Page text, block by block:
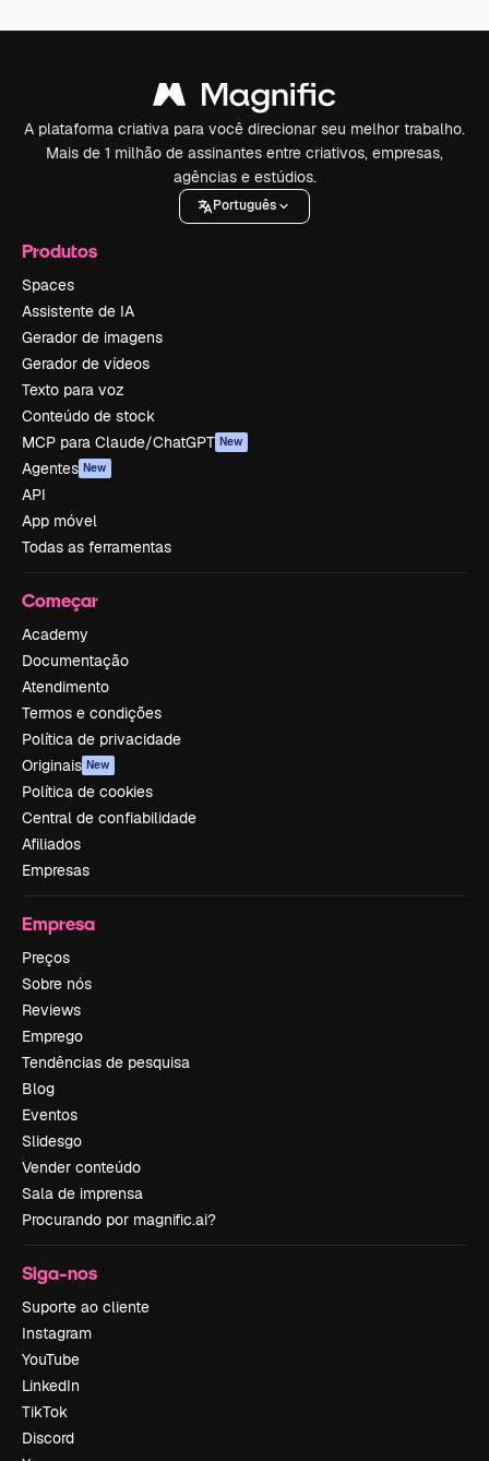
A plataforma criativa para você direcionar seu melhor trabalho.
Mais de 1 milhão de assinantes entre criativos, empresas,
agências e estúdios.
Português
Produtos
Spaces
Assistente de IA
Gerador de imagens
Gerador de vídeos
Texto para voz
Conteúdo de stock
MCP para Claude/ChatGPT New
Agentes New
API
App móvel
Todas as ferramentas
Começar
Academy
Documentação
Atendimento
Termos e condições
Política de privacidade
Originais New
Política de cookies
Central de confiabilidade
Afiliados
Empresas
Empresa
Preços
Sobre nós
Reviews
Emprego
Tendências de pesquisa
Blog
Eventos
Slidesgo
Vender conteúdo
Sala de imprensa
Procurando por magnific.ai?
Siga-nos
Suporte ao cliente
Instagram
YouTube
LinkedIn
TikTok
Discord